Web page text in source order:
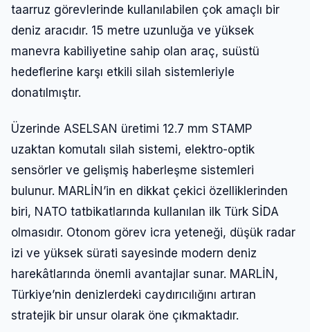
taarruz görevlerinde kullanılabilen çok amaçlı bir
deniz aracıdır. 15 metre uzunluğa ve yüksek
manevra kabiliyetine sahip olan araç, suüstü
hedeflerine karşı etkili silah sistemleriyle
donatılmıştır.
Üzerinde ASELSAN üretimi 12.7 mm STAMP
uzaktan komutalı silah sistemi, elektro-optik
sensörler ve gelişmiş haberleşme sistemleri
bulunur. MARLİN’in en dikkat çekici özelliklerinden
biri, NATO tatbikatlarında kullanılan ilk Türk SİDA
olmasıdır. Otonom görev icra yeteneği, düşük radar
izi ve yüksek sürati sayesinde modern deniz
harekâtlarında önemli avantajlar sunar. MARLİN,
Türkiye’nin denizlerdeki caydırıcılığını artıran
stratejik bir unsur olarak öne çıkmaktadır.